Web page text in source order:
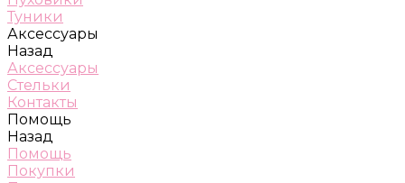
Туники
Аксессуары
Назад
Аксессуары
Стельки
Контакты
Помощь
Назад
Помощь
Покупки